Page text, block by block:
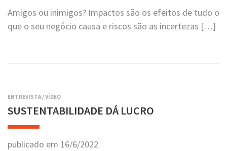
Amigos ou inimigos? Impactos são os efeitos de tudo o
que o seu negócio causa e riscos são as incertezas […]
ENTREVISTA /VÍDEO
SUSTENTABILIDADE DÁ LUCRO
publicado em 16/6/2022